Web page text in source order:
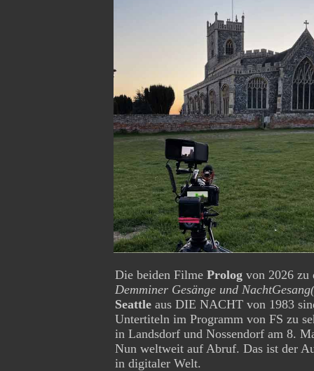
Die beiden Filme Prolog von 2026 zu
Demminer Gesänge und
Seattle aus DIE NACHT von 1983
Untertiteln im Programm von FS zu
in Landsdorf und Nossendorf am 8.
Nun weltweit auf Abruf. Das ist der
in digitaler Welt.